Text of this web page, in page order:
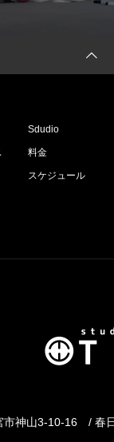
Sdudio
料金
スケジュール
市神山3-10-16 / 春